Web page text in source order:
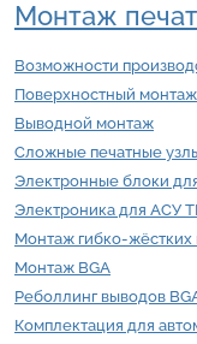
Монтаж
Возможности
Поверхностный монтаж
Выводной монтаж
Сложные печатные
Электронные блоки
Электроника для АСУ
Монтаж гибко-жёстких
Монтаж BGA
Реболлинг выводов
Комплектация для